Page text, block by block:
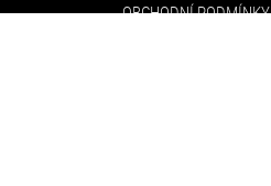
OBCHODNÍ PODMÍNKY